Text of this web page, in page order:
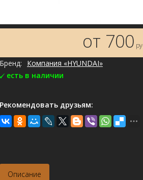
от 700
Бренд:
Компания «HYUNDAI»
есть в наличии
Рекомендовать друзьям:
Описание